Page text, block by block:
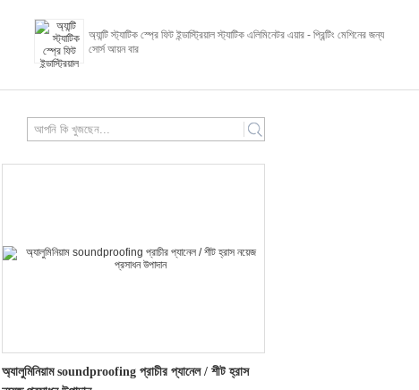
অ্যান্টি স্ট্যাটিক স্প্রে ফিট ইন্ডাস্ট্রিয়াল স্ট্যাটিক এলিমিনেটর এয়ার - প্রিন্টিং মেশিনের জন্য
সোর্স আয়ন বার
search
অ্যালুমিনিয়াম soundproofing প্রাচীর প্যানেল / শীট হ্রাস